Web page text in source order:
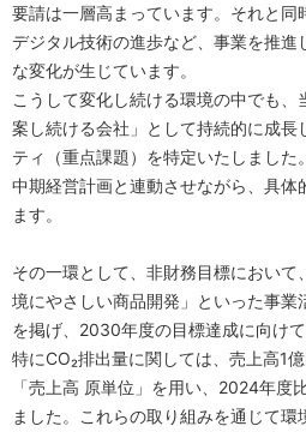
要請は一層高まっています。それと同
デジタル技術の進歩など、事業を推進
な変化が生じています。
こうして変化し続ける環境の中でも
案し続ける会社」として持続的に成長
ティ（重点課題）を特定いたしました
中期経営計画と連動させながら、具体
ます。
その一環として、非財務目標において
境にやさしい商品開発」といった事業
を掲げ、2030年度の目標達成に向け
特にCO₂排出量に関しては、売上高1
「売上高 原単位」を用い、2024年度
ました。これらの取り組みを通じて